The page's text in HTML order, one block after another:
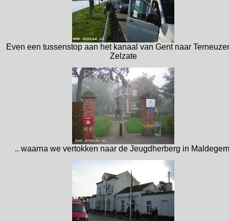
Even een tussenstop aan het kanaal van Gent naar
Zelzate
.. waarna we vertokken naar de Jeugdherberg in